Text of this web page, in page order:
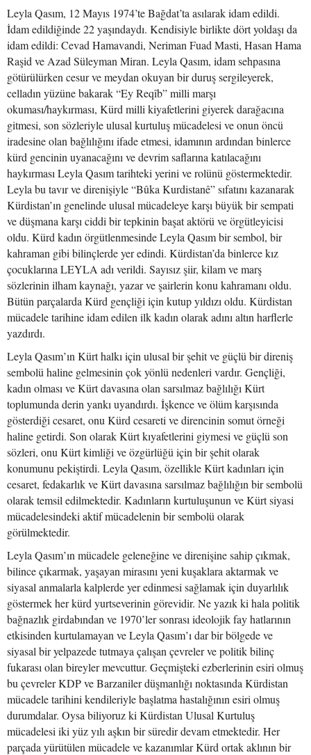
Leyla Qasım, 12 Mayıs 1974’te Bağdat’ta asılarak idam edildi.
İdam edildiğinde 22 yaşındaydı. Kendisiyle birlikte dört yoldaşı da
idam edildi: Cevad Hamavandi, Neriman Fuad Masti, Hasan Hama
Raşid ve Azad Süleyman Miran. Leyla Qasım, idam sehpasına
götürülürken cesur ve meydan okuyan bir duruş sergileyerek,
celladın yüzüne bakarak “Ey Reqîb” milli marşı
okuması/haykırması, Kürd milli kiyafetlerini giyerek darağacına
gitmesi, son sözleriyle ulusal kurtuluş mücadelesi ve onun öncü
iradesine olan bağlılığını ifade etmesi, idamının ardından binlerce
kürd gencinin uyanacağını ve devrim saflarına katılacağını
haykırması Leyla Qasım tarihteki yerini ve rolünü göstermektedir.
Leyla bu tavır ve direnişiyle “Bûka Kurdistanê” sıfatını kazanarak
Kürdistan’ın genelinde ulusal mücadeleye karşı büyük bir sempati
ve düşmana karşı ciddi bir tepkinin başat aktörü ve örgütleyicisi
oldu. Kürd kadın örgütlenmesinde Leyla Qasım bir sembol, bir
kahraman gibi bilinçlerde yer edindi. Kürdistan’da binlerce kız
çocuklarına LEYLA adı verildi. Sayısız şiir, kilam ve marş
sözlerinin ilham kaynağı, yazar ve şairlerin konu kahramanı oldu.
Bütün parçalarda Kürd gençliği için kutup yıldızı oldu. Kürdistan
mücadele tarihine idam edilen ilk kadın olarak adını altın harflerle
yazdırdı.
Leyla Qasım’ın Kürt halkı için ulusal bir şehit ve güçlü bir direniş
sembolü haline gelmesinin çok yönlü nedenleri vardır. Gençliği,
kadın olması ve Kürt davasına olan sarsılmaz bağlılığı Kürt
toplumunda derin yankı uyandırdı. İşkence ve ölüm karşısında
gösterdiği cesaret, onu Kürd cesareti ve direncinin somut örneği
haline getirdi. Son olarak Kürt kıyafetlerini giymesi ve güçlü son
sözleri, onu Kürt kimliği ve özgürlüğü için bir şehit olarak
konumunu pekiştirdi. Leyla Qasım, özellikle Kürt kadınları için
cesaret, fedakarlık ve Kürt davasına sarsılmaz bağlılığın bir sembolü
olarak temsil edilmektedir. Kadınların kurtuluşunun ve Kürt siyasi
mücadelesindeki aktif mücadelenin bir sembolü olarak
görülmektedir.
Leyla Qasım’ın mücadele geleneğine ve direnişine sahip çıkmak,
bilince çıkarmak, yaşayan mirasını yeni kuşaklara aktarmak ve
siyasal anmalarla kalplerde yer edinmesi sağlamak için duyarlılık
göstermek her kürd yurtseverinin görevidir. Ne yazık ki hala politik
bağnazlık girdabından ve 1970’ler sonrası ideolojik fay hatlarının
etkisinden kurtulamayan ve Leyla Qasım’ı dar bir bölgede ve
siyasal bir yelpazede tutmaya çalışan çevreler ve politik bilinç
fukarası olan bireyler mevcuttur. Geçmişteki ezberlerinin esiri olmuş
bu çevreler KDP ve Barzaniler düşmanlığı noktasında Kürdistan
mücadele tarihini kendileriyle başlatma hastalığının esiri olmuş
durumdalar. Oysa biliyoruz ki Kürdistan Ulusal Kurtuluş
mücadelesi iki yüz yılı aşkın bir süredir devam etmektedir. Her
parçada yürütülen mücadele ve kazanımlar Kürd ortak aklının bir